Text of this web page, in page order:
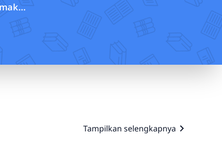
Tampilkan selengkapnya